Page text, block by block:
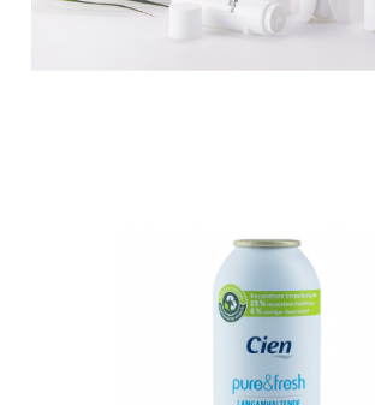
extérieure vers l’intérieur
(male &
female) -